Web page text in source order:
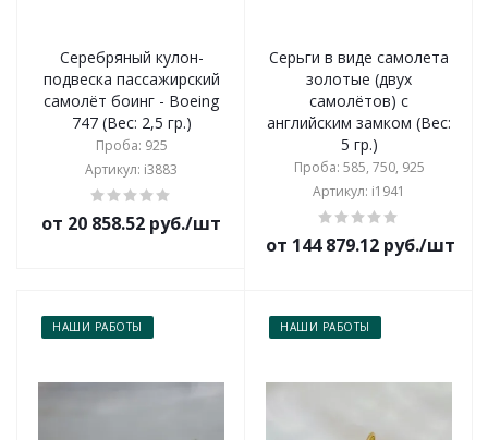
Серебряный кулон-
подвеска пассажирский
самолёт боинг - Boeing
747 (Вес: 2,5 гр.)
Проба: 925
Артикул: i3883
от 20 858.52 руб./шт
Серьги в виде самолета
золотые (двух
самолётов) с
английским замком (Вес:
5 гр.)
Проба: 585, 750, 925
Артикул: i1941
от 144 879.12 руб./шт
НАШИ РАБОТЫ НАШИ РАБОТЫ